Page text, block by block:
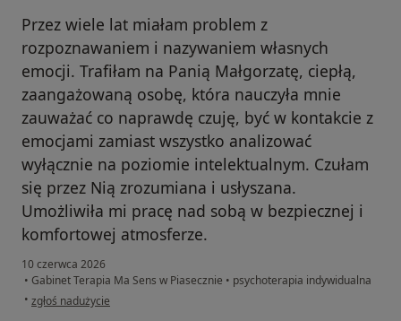
Przez wiele lat miałam problem z
rozpoznawaniem i nazywaniem własnych
emocji. Trafiłam na Panią Małgorzatę, ciepłą,
zaangażowaną osobę, która nauczyła mnie
zauważać co naprawdę czuję, być w kontakcie z
emocjami zamiast wszystko analizować
wyłącznie na poziomie intelektualnym. Czułam
się przez Nią zrozumiana i usłyszana.
Umożliwiła mi pracę nad sobą w bezpiecznej i
komfortowej atmosferze.
10 czerwca 2026
• Gabinet Terapia Ma Sens w Piasecznie • psychoterapia indywidualna
• w opinii użytkownika Ok
zgłoś nadużycie